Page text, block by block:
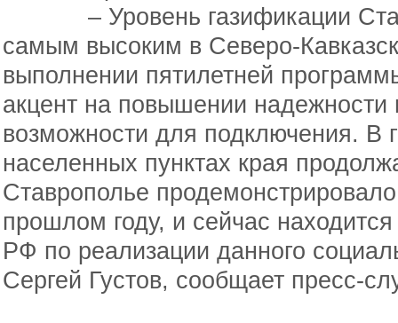
– Уровень газификации
самым высоким в Северо-
выполнении пятилетней
акцент на повышении
возможности для подключения. В
населенных пунктах края
Ставрополье
прошлом году, и сейчас
РФ по реализации данного
Сергей Густов, сообщает пресс-